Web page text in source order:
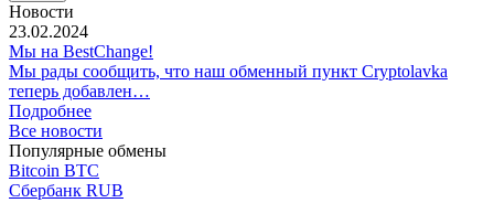
Новости
23.02.2024
Мы на BestChange!
Мы рады сообщить, что наш обменный пункт Cryptolavka
теперь добавлен…
Подробнее
Все новости
Популярные обмены
Bitcoin BTC
Сбербанк RUB